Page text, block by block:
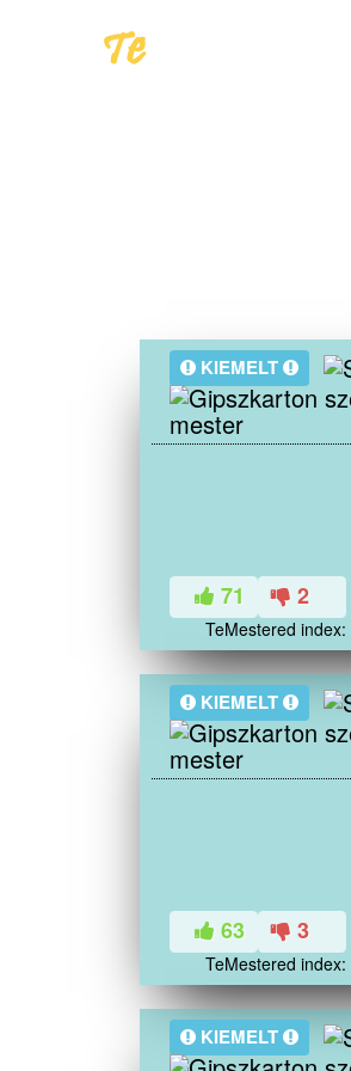
KIEMELT
mester
71 2
TeMestered index:
KIEMELT
mester
63 3
TeMestered index:
KIEMELT